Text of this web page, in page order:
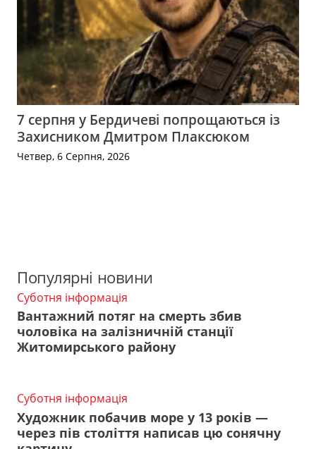
7 серпня у Бердичеві попрощаються із
Захисником Дмитром Плаксюком
Четвер, 6 Серпня, 2026
Популярні новини
Суботня інформація
Вантажний потяг на смерть збив
чоловіка на залізничній станції
Житомирського району
Суботня інформація
Художник побачив море у 13 років —
через пів століття написав цю сонячну